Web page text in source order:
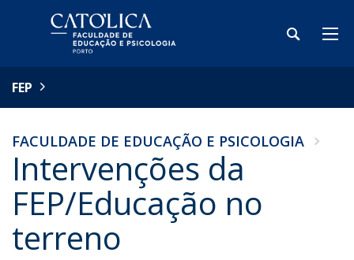
FEP
FACULDADE DE EDUCAÇÃO E PSICOLOGIA
Intervenções da
FEP/Educação no
terreno